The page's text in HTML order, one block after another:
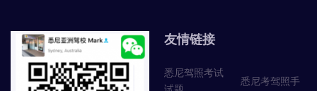
友情链接
悉尼驾照考试
悉尼考驾照手